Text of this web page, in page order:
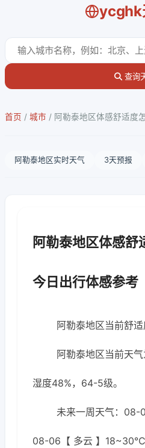
ycghk
查询
首页 / 城市 / 阿勒泰地区体感舒适度
阿勒泰地区实时天气 3天预报
阿勒泰地区体感舒
今日出行体感参考
阿勒泰地区当前舒适
阿勒泰地区当前天
湿度48%，64-5级。
未来一周天气：08-
08-06【 多云 】18~30℃